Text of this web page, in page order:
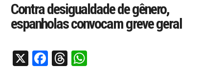
Contra desigualdade de gênero,
espanholas convocam greve geral
X Facebook
Threads